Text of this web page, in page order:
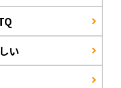
い